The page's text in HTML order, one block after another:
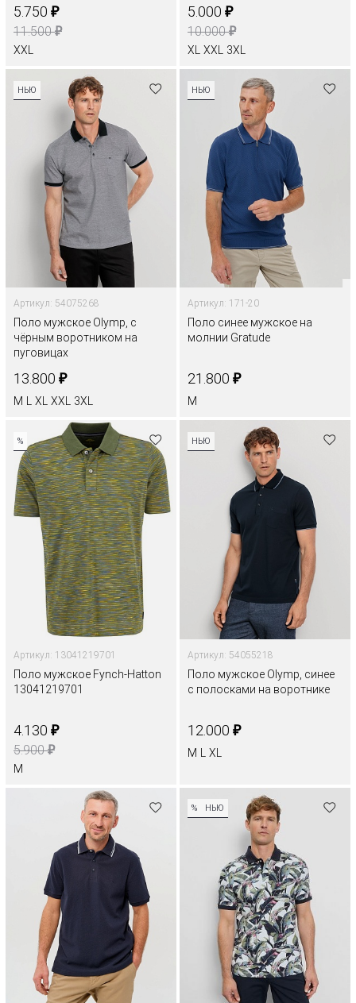
5.750 ₽
11.500₽
XXL
5.000 ₽
10.000₽
XL XXL 3XL
НЬЮ
Артикул: 54075268
Поло мужское Olymp, с
чёрным воротником на
пуговицах
13.800 ₽
M L XL XXL 3XL
НЬЮ
Артикул: 171-20
Поло синее мужское на
молнии Gratude
21.800 ₽
M
%
Артикул: 13041219701
Поло мужское Fynch-Hatton
13041219701
4.130 ₽
5.900₽
M
НЬЮ
Артикул: 54055218
Поло мужское Olymp, синее
с полосками на воротнике
12.000 ₽
M XL
% НЬЮ